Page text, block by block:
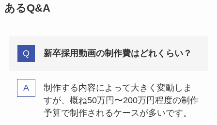
あるQ&A
新卒採用動画の制作費はどれくらい？
制作する内容によって大きく変動しま
すが、概ね50万円〜200万円程度の制作
予算で制作されるケースが多いです。